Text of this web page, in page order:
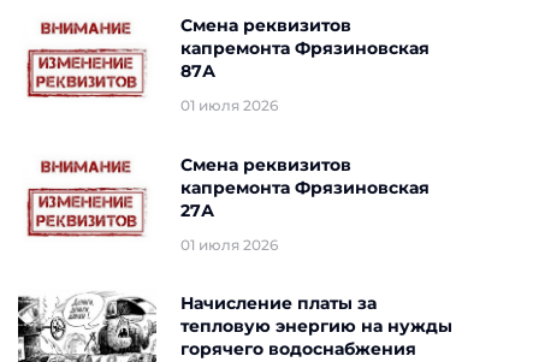
Смена реквизитов
капремонта Фрязиновская
87А
01 июля 2026
Смена реквизитов
капремонта Фрязиновская
27А
01 июля 2026
Начисление платы за
тепловую энергию на нужды
горячего водоснабжения